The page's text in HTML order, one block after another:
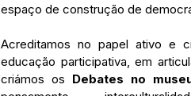
espaço de construção de
Acreditamos no papel ativo e
educação participativa, em
criámos os Debates no